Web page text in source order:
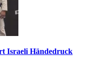
Israeli Händedruck